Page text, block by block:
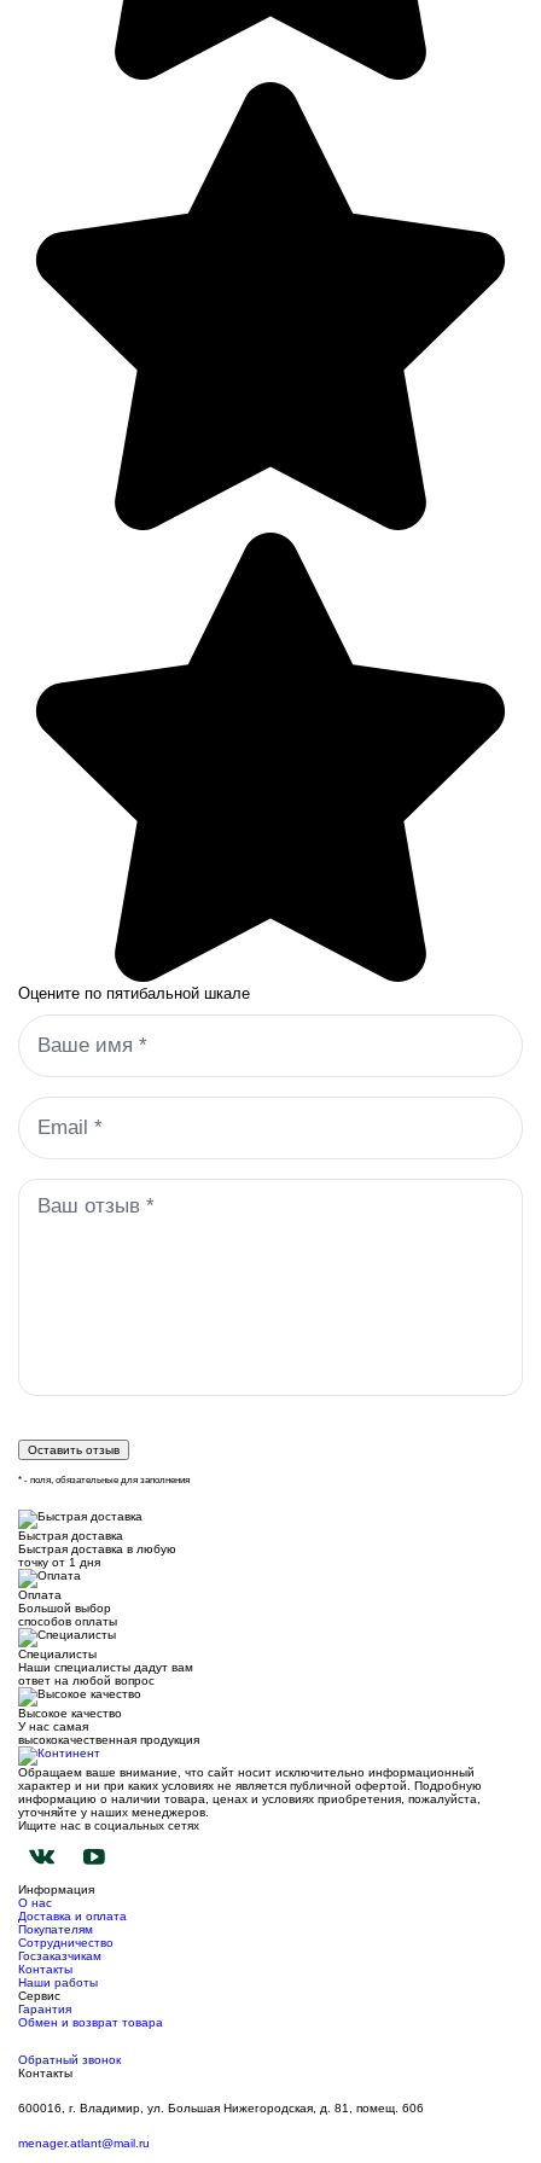
Оцените по пятибальной шкале
* - поля, обязательные для заполнения
Быстрая доставка
Быстрая доставка в любую
точку от 1 дня
Оплата
Большой выбор
способов оплаты
Специалисты
Наши специалисты дадут вам
ответ на любой вопрос
Высокое качество
У нас самая
высококачественная продукция
Обращаем ваше внимание, что сайт носит исключительно информационный
характер и ни при каких условиях не является публичной офертой. Подробную
информацию о наличии товара, ценах и условиях приобретения, пожалуйста,
уточняйте у наших менеджеров.
Ищите нас в социальных сетях
Информация
О нас
Доставка и оплата
Покупателям
Сотрудничество
Госзаказчикам
Контакты
Наши работы
Сервис
Гарантия
Обмен и возврат товара
Обратный звонок
Контакты
600016, г. Владимир, ул. Большая Нижегородская, д. 81, помещ. 606
menager.atlant@mail.ru